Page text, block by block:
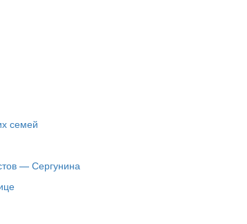
семей
— Сергунина